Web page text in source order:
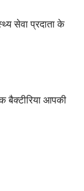
सेवा प्रदाता के
बैक्टीरिया आपकी